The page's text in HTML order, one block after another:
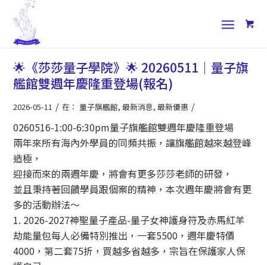
🌟《莎莎量子學院》🌟 20260511｜量子旗
艦館雙週年慶隆重登場(報名)
2026-05-11 / 在：量子旗艦館,最新消息,最新優惠 /
0260516-1:00-6:30pm量子旗艦館雙週年慶隆重登場
兩年來所有海內外學員的同頻共振，讓旗艦館越來越登峰
造極，
迎接而來的兩週年慶，將會有更多莎莎老師的研發，
並且秉持著回饋學員跟個案的精神，本次週年慶將會有更
多的活動辦法～
1. 2026-2027神聖量子產品-量子女神護身符及赤馬紅羊
劫能量包每人必備特別推出，一套5500，週年慶特價
4000，第二套75折，買越多省越多，宗旨在保護家人保